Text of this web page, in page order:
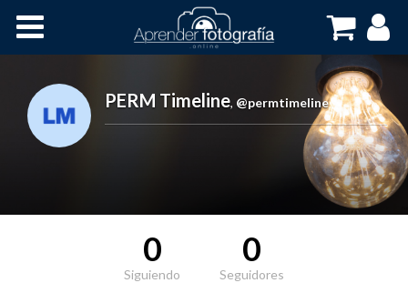
Cursos OnLine
PERM Timeline, @permtimeline
0
Siguiendo
0
Seguidores